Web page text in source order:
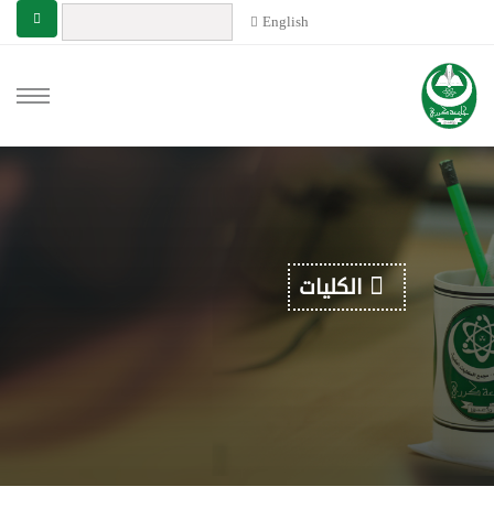
English
الكليات